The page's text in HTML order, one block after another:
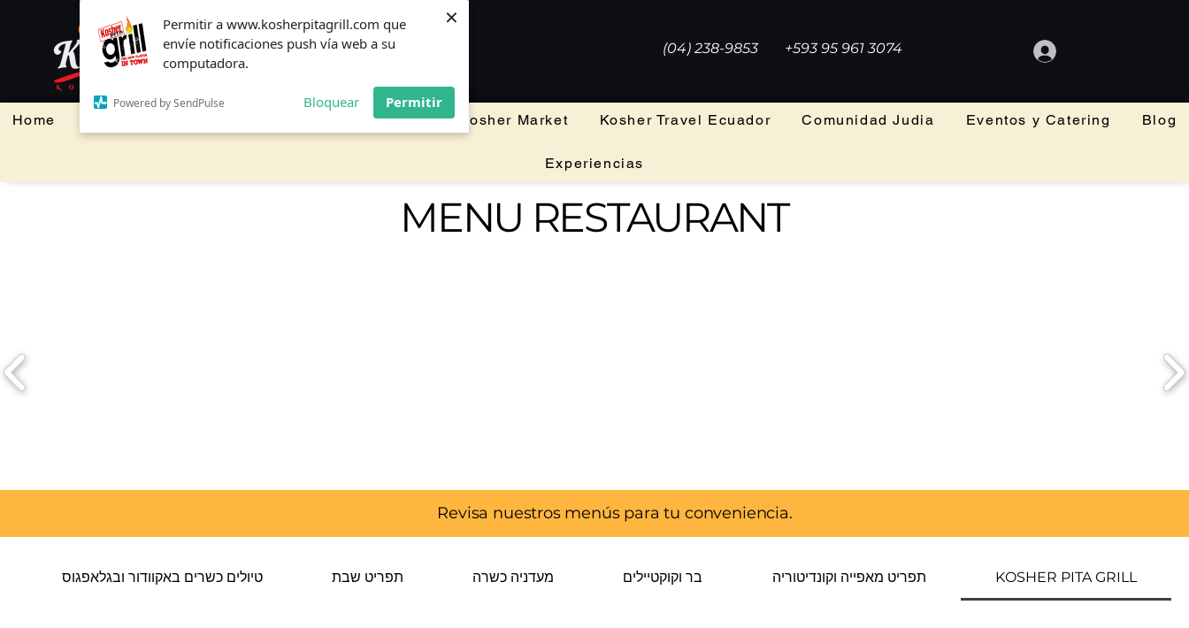
Permitir a www.kosherpitagrill.com que
envíe notificaciones push vía web a su
computadora.
Powered by SendPulse Bloquear Permitir
×
Permitir a www.kosherpitagrill.com que
envíe notificaciones push vía web a su
computadora.
Powered by SendPulse Bloquear Permitir
×
(04) 238-9853 +593 95 961 3074
Home Panaderia y Pasteleria Kosher Market Kosher Travel Ecuador Comunidad Judia Eventos y Catering Blog
Experiencias
MENU RESTAURANT
Revisa nuestros menús para tu conveniencia.
KOSHER PITA GRILL תפריט מאפייה וקונדיטוריה בר וקוקטיילים מעדניה כשרה תפריט שבת טיולים כשרים באקוודור ובגלאפגוס